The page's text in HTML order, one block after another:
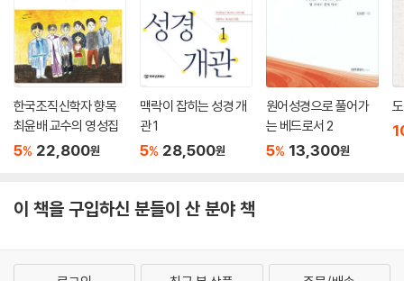
한국조직신학자 향목
최윤배 교수의 영성집
5% 22,800원
맥락이 잡히는 성경 개
관 1
5% 28,500원
원어성경으로 풀어가
는 베드로서 2
5% 13,300원
이 책을 구입하신 분들이 산 분야 책